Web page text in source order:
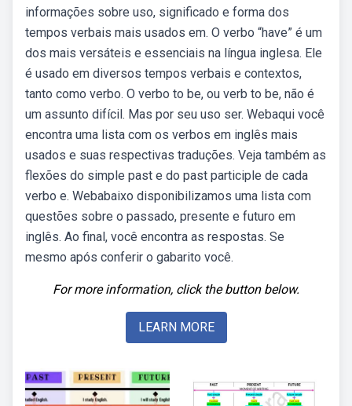
informações sobre uso, significado e forma dos
tempos verbais mais usados em. O verbo “have” é um
dos mais versáteis e essenciais na língua inglesa. Ele
é usado em diversos tempos verbais e contextos,
tanto como verbo. O verbo to be, ou verb to be, não é
um assunto difícil. Mas por seu uso ser. Webaqui você
encontra uma lista com os verbos em inglês mais
usados e suas respectivas traduções. Veja também as
flexões do simple past e do past participle de cada
verbo e. Webabaixo disponibilizamos uma lista com
questões sobre o passado, presente e futuro em
inglês. Ao final, você encontra as respostas. Se
mesmo após conferir o gabarito você.
For more information, click the button below.
LEARN MORE